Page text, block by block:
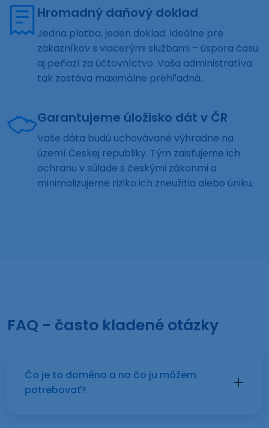
Hromadný daňový doklad
Jedna platba, jeden doklad. Ideálne pre
zákazníkov s viacerými službami – úspora času
aj peňazí za účtovníctvo. Vaša administratíva
tak zostáva maximálne prehľadná.
Garantujeme úložisko dát v ČR
Vaše dáta budú uchovávané výhradne na
území Českej republiky. Tým zaisťujeme ich
ochranu v súlade s českými zákonmi a
minimalizujeme riziko ich zneužitia alebo úniku.
FAQ - často kladené otázky
Čo je to doména a na čo ju môžem
potrebovať?